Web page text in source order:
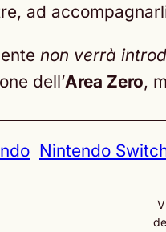
ad
non verrà
dell’Area Zero,
Nintendo